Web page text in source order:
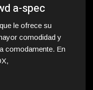
a-spec
le ofrece su
comodidad y
comodamente. En